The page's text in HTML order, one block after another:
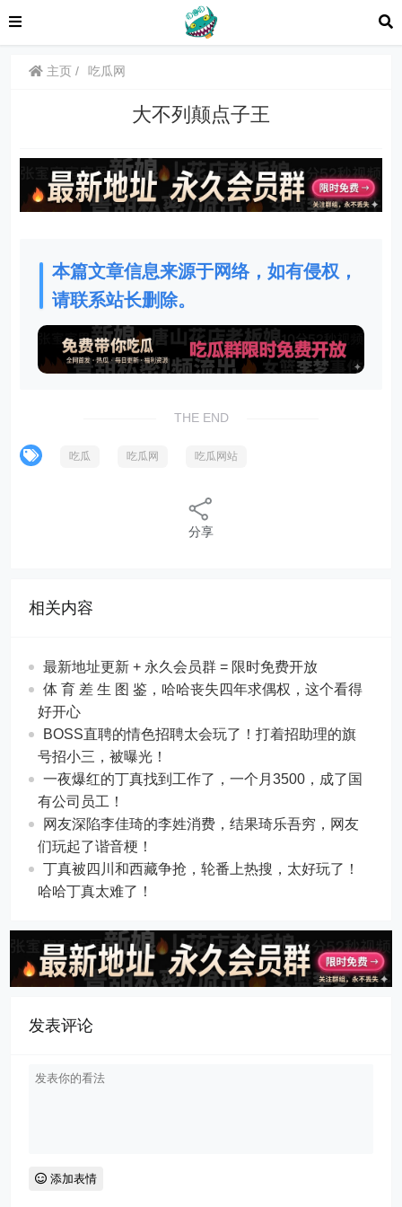
主页 吃瓜网
大不列颠点子王
本篇文章信息来源于网络，如有侵权，
请联系站长删除。
THE END
吃瓜 吃瓜网 吃瓜网站
分享
相关内容
最新地址更新 + 永久会员群 = 限时免费开放
体 育 差 生 图 鉴，哈哈丧失四年求偶权，这个看得
好开心
BOSS直聘的情色招聘太会玩了！打着招助理的旗
号招小三，被曝光！
一夜爆红的丁真找到工作了，一个月3500，成了国
有公司员工！
网友深陷李佳琦的李姓消费，结果琦乐吾穷，网友
们玩起了谐音梗！
丁真被四川和西藏争抢，轮番上热搜，太好玩了！
哈哈丁真太难了！
发表评论
添加表情